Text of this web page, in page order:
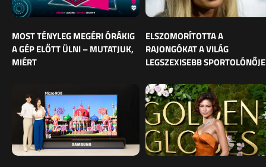
MOST TÉNYLEG MEGÉRI ÓRÁKIG
A GÉP ELŐTT ÜLNI – MUTATJUK,
MIÉRT
ELSZOMORÍTOTTA A
RAJONGÓKAT A VILÁG
LEGSZEXISEBB SPORTOLÓNŐJE